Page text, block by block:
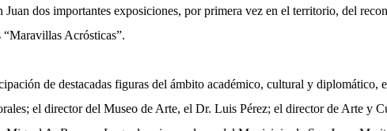
Juan dos importantes exposiciones, por primera vez en el territorio, del
Acrósticas”.
de destacadas figuras del ámbito académico, cultural y diplomático,
el director del Museo de Arte, el Dr. Luis Pérez; el director de Arte y